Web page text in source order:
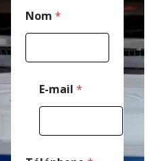
e
s
a
Nom *
E-mail *